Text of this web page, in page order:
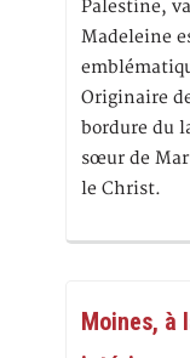
Palestine,
Madeleine
Originaire
bordure du
sœur de
le Christ.
Moines, à